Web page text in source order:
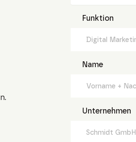
Funktion
Name
Unternehmen